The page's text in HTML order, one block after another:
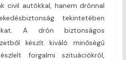
civil autókkal, hanem drónnal
tekintetében
A drón biztonságos
készít kiváló minőségű
forgalmi szituációkról,